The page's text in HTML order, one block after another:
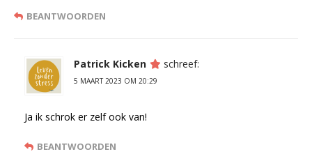
BEANTWOORDEN
Patrick Kicken schreef:
5 MAART 2023 OM 20:29
Ja ik schrok er zelf ook van!
BEANTWOORDEN